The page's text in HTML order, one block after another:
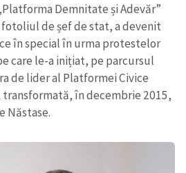
Demnitate și Adevăr”
de șef de stat, a devenit
în special în urma protestelor
care le-a inițiat, pe parcursul
de lider al Platformei Civice
transformată, în decembrie 2015,
Năstase.